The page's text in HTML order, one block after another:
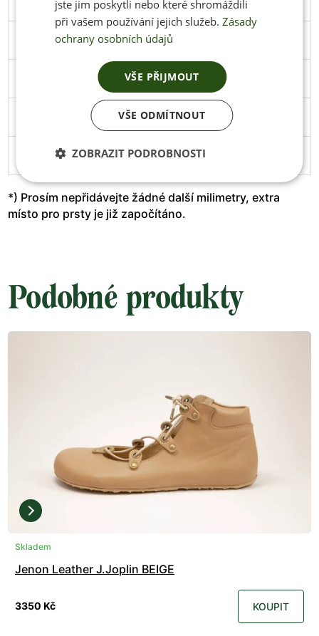
297 108
305 111
114
319 119
*) Prosím nepřidávejte žádné další milimetry, extra
místo pro prsty je již započítáno.
Podobné produkty
Skladem
Jenon Leather J.Joplin BEIGE
3350 Kč KOUPIT
jste jim poskytli nebo které shromáždili
při vašem používání jejich služeb. Zásady
ochrany osobních údajů
VŠE PŘIJMOUT
VŠE ODMÍTNOUT
ZOBRAZIT PODROBNOSTI